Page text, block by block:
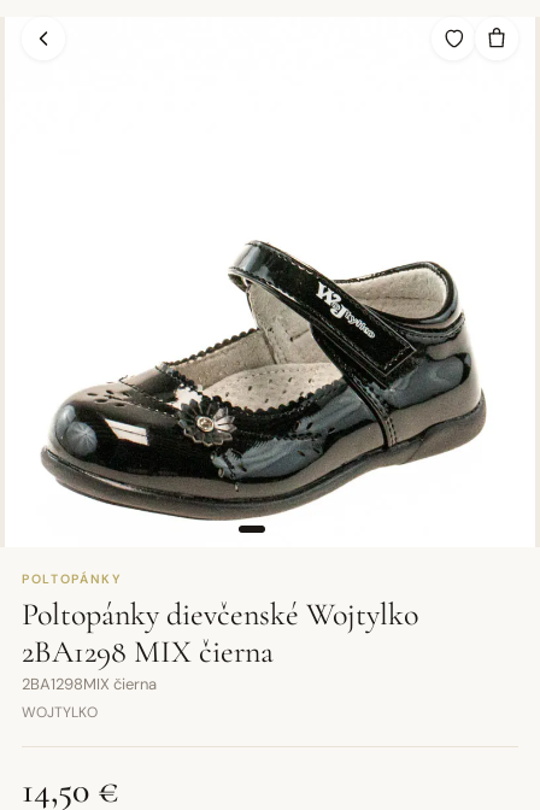
POLTOPÁNKY
Poltopánky dievčenské Wojtylko
2BA1298 MIX čierna
2BA1298MIX čierna
WOJTYLKO
14,50 €